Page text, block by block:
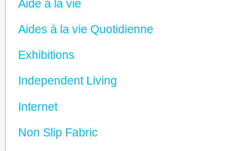
Aide à la vie
Aides à la vie Quotidienne
Exhibitions
Independent Living
Internet
Non Slip Fabric